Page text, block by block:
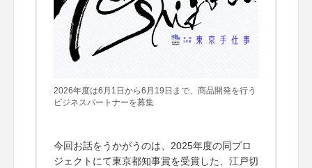
2026年度は6月1日から6月19日まで、商品開発を行う
ビジネスパートナーを募集
今回お話をうかがうのは、2025年度の同プロ
ジェクトにて東京都知事賞を受賞した、江戸切